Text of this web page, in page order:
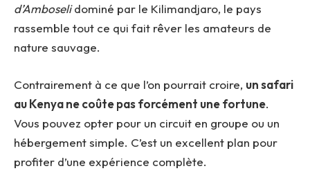
d’Amboselidominé par le Kilimandjaro, le pays
rassemble tout ce qui fait rêver les amateurs de
nature sauvage.
Contrairement à ce que l’on pourrait croire, un safari
au Kenya ne coûte pas forcément une fortune.
Vous pouvez opter pour un circuit en groupe ou un
hébergement simple. C’est un excellent plan pour
profiter d’une expérience complète.